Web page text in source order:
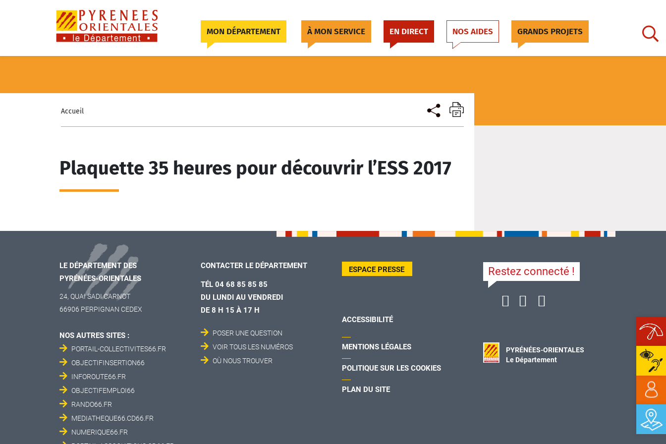
MON DÉPARTEMENT À MON SERVICE EN DIRECT NOS AIDES GRANDS PROJETS
Accueil
Plaquette 35 heures pour découvrir l’ESS 2017
LE DÉPARTEMENT DES
PYRÉNÉES-ORIENTALES
24, QUAI SADI CARNOT
66906 PERPIGNAN CEDEX
NOS AUTRES SITES :
PORTAIL-COLLECTIVITES66.FR
OBJECTIFINSERTION66
INFOROUTE66.FR
OBJECTIFEMPLOI66
RANDO66.FR
MEDIATHEQUE66.CD66.FR
NUMERIQUE66.FR
CONTACTER LE DÉPARTEMENT
TÉL 04 68 85 85 85
DU LUNDI AU VENDREDI
DE 8 H 15 À 17 H
POSER UNE QUESTION
VOIR TOUS LES NUMÉROS
OÙ NOUS TROUVER
ESPACE PRESSE
ACCESSIBILITÉ
MENTIONS LÉGALES
POLITIQUE SUR LES COOKIES
PLAN DU SITE
Restez connecté !
PYRÉNÉES-ORIENTALES
Le Département